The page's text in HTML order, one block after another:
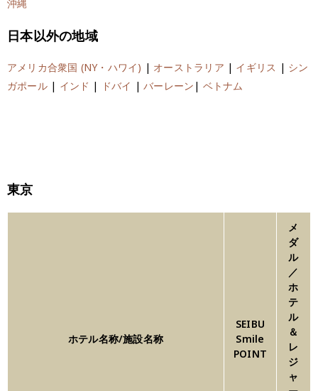
沖縄
日本以外の地域
アメリカ合衆国 (NY・ハワイ) | オーストラリア | イギリス | シン
ガポール| インド | ドバイ |バーレーン | ベトナム
東京
ホテル名称/施設名称
SEIBU
Smile
POINT
メ
ダ
ル
／
ホ
テ
ル
＆
レ
ジ
ャ